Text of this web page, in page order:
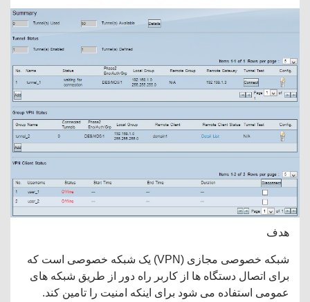
هدف
شبکه خصوصی مجازی (VPN) یک شبکه خصوصی است که
برای اتصال دستگاه ها از کاربر راه دور از طریق شبکه های
عمومی استفاده می شود برای اینکه امنیت را تامین کند.